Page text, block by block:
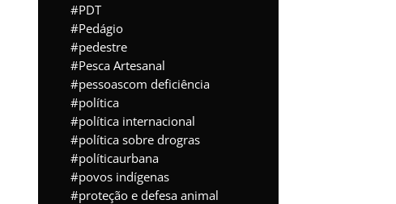
PDT
Pedágio
pedestre
Pesca Artesanal
pessoascom deficiência
política
política internacional
política sobre drogras
políticaurbana
povos indígenas
proteção e defesa animal